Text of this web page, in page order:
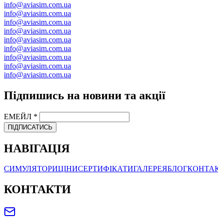
info@aviasim.com.ua
info@aviasim.com.ua
info@aviasim.com.ua
info@aviasim.com.ua
info@aviasim.com.ua
info@aviasim.com.ua
info@aviasim.com.ua
info@aviasim.com.ua
info@aviasim.com.ua
Підпишись на новини та акції
ЕМЕЙЛ *
ПІДПИСАТИСЬ
НАВІГАЦІЯ
СИМУЛЯТОРИЦІНИСЕРТИФІКАТИГАЛЕРЕЯБЛОГ
КОНТАКТИ